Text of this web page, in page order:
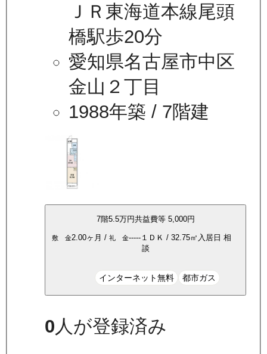
ＪＲ東海道本線尾頭
橋駅歩20分
愛知県名古屋市中区
金山２丁目
1988年築 / 7階建
7階5.5万円共益費等 5,000円
敷 金2.00ヶ月 / 礼 金----- １ＤＫ / 32.75㎡ 入居日 相
談
インターネット無料 都市ガス
0 人が登録済み